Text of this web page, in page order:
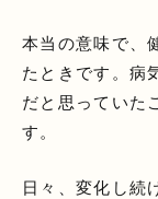
本当の意味で、
たときです。病
だと思っていた
す。
日々、変化し続